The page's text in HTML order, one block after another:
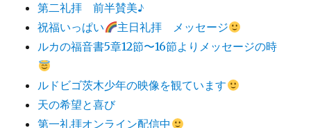
第二礼拝 前半賛美♪
祝福いっぱい
主日礼拝 メッセージ
ルカの福音書5章12節〜16節よりメッセージの時
ルドビゴ茨木少年の映像を観ています
天の希望と喜び
第一礼拝オンライン配信中